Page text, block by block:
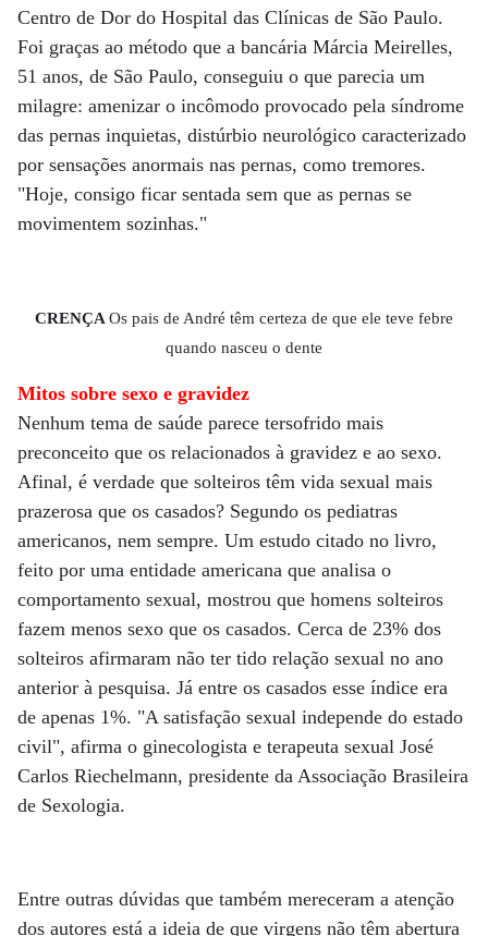
Centro de Dor do Hospital das Clínicas de São Paulo.
Foi graças ao método que a bancária Márcia Meirelles,
51 anos, de São Paulo, conseguiu o que parecia um
milagre: amenizar o incômodo provocado pela síndrome
das pernas inquietas, distúrbio neurológico caracterizado
por sensações anormais nas pernas, como tremores.
"Hoje, consigo ficar sentada sem que as pernas se
movimentem sozinhas."
CRENÇA Os pais de André têm certeza de que ele teve febre
quando nasceu o dente
Mitos sobre sexo e gravidez
Nenhum tema de saúde parece tersofrido mais
preconceito que os relacionados à gravidez e ao sexo.
Afinal, é verdade que solteiros têm vida sexual mais
prazerosa que os casados? Segundo os pediatras
americanos, nem sempre. Um estudo citado no livro,
feito por uma entidade americana que analisa o
comportamento sexual, mostrou que homens solteiros
fazem menos sexo que os casados. Cerca de 23% dos
solteiros afirmaram não ter tido relação sexual no ano
anterior à pesquisa. Já entre os casados esse índice era
de apenas 1%. "A satisfação sexual independe do estado
civil", afirma o ginecologista e terapeuta sexual José
Carlos Riechelmann, presidente da Associação Brasileira
de Sexologia.
Entre outras dúvidas que também mereceram a atenção
dos autores está a ideia de que virgens não têm abertura